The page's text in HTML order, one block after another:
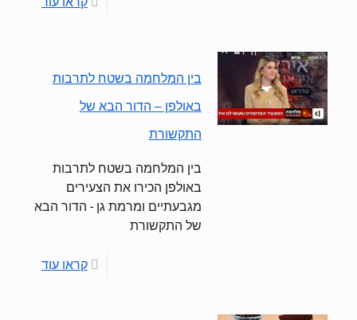
בין המלחמה בשטח לתרבות
באולפן – הדור הבא של
התקשורת
בין המלחמה בשטח לתרבות
באולפן הכירו את הצעירים
מגבעתיים ומרמת גן - הדור הבא
של התקשורת
קראו עוד